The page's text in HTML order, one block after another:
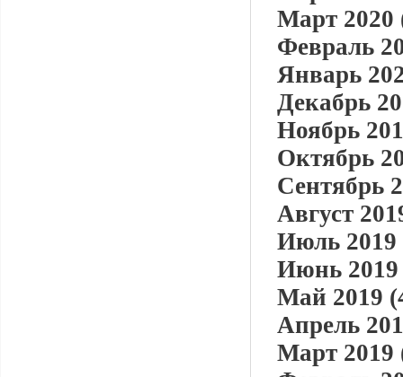
Март 2020
Февраль
Январь
Декабрь
Ноябрь
Октябрь
Сентябрь
Август
Июль 2019
Июнь 2019
Май 2019
Апрель
Март 2019